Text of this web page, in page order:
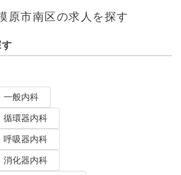
原市南区の求人を探す
一般内科
循環器内科
呼吸器内科
消化器内科